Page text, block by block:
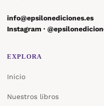
info@epsilonediciones.es
Instagram ·
EXPLORA
Inicio
Nuestros libros